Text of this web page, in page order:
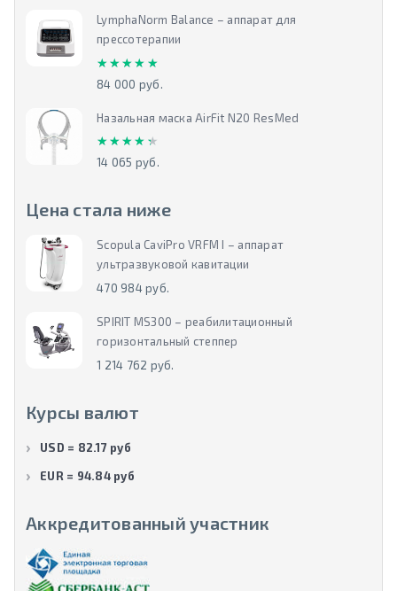
LymphaNorm Balance – аппарат для
прессотерапии
★★★★★
★★★★★
84 000 руб.
Назальная маска AirFit N20 ResMed
★★★★★
★★★★★
14 065 руб.
Цена стала ниже
Scopula CaviPro VRFM I – аппарат
ультразвуковой кавитации
470 984 руб.
SPIRIT MS300 – реабилитационный
горизонтальный степпер
1 214 762 руб.
Курсы валют
USD = 82.17 руб
EUR = 94.84 руб
Аккредитованный участник